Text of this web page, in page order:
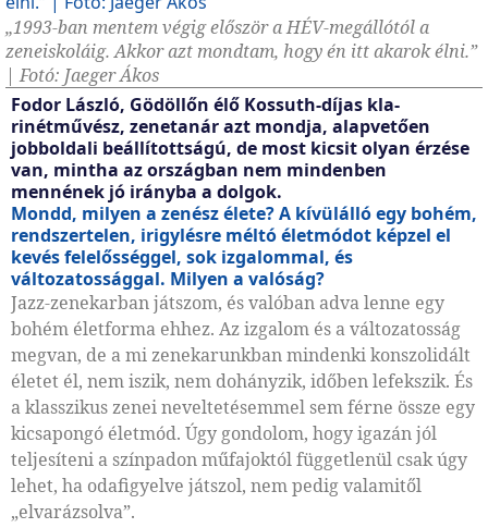
„1993-ban mentem végig először a HÉV-megállótól a
zeneiskoláig. Akkor azt mondtam, hogy én itt akarok élni.”
| Fotó: Jaeger Ákos
Fodor László, Gödöllőn élő Kossuth-díjas kla­
rinétművész, zene­ta­­nár azt mondja, alap­­vetően
jobboldali beállítottságú, de most kicsit olyan érzé­se
van, mintha az országban nem mindenben
mennének jó irányba a dolgok.
Mondd, milyen a zenész élete? A kívülálló egy bohém,
rendszertelen, irigylésre méltó életmódot képzel el
kevés felelősséggel, sok izgalommal, és
változatossággal. Milyen a valóság?
Jazz-zenekarban játszom, és valóban adva lenne egy
bohém életforma ehhez. Az izgalom és a változatosság
megvan, de a mi zenekarunkban mindenki konszolidált
életet él, nem iszik, nem dohányzik, időben lefekszik. És
a klasszikus zenei neveltetésemmel sem férne össze egy
kicsapongó életmód. Úgy gondolom, hogy igazán jól
teljesíteni a színpadon műfajoktól függetlenül csak úgy
lehet, ha odafigyelve játszol, nem pedig valamitől
„elvarázsolva”.